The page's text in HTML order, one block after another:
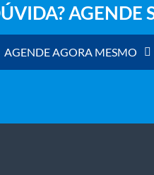
AGENDE
AGENDE AGORA MESMO